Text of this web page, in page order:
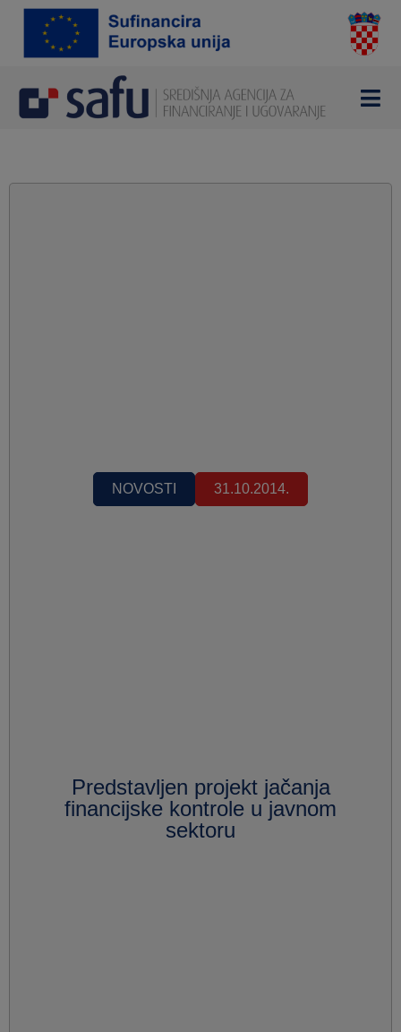
NOVOSTI 31.10.2014.
Predstavljen projekt jačanja
financijske kontrole u javnom
sektoru